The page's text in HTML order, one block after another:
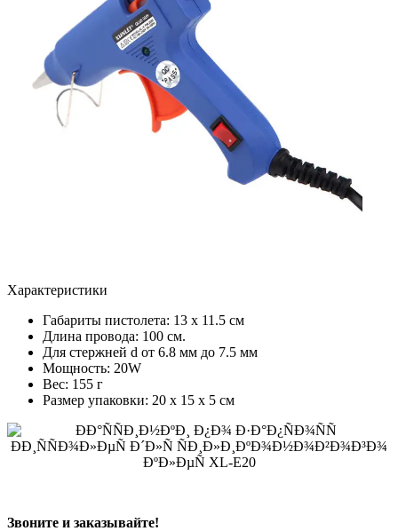
Характеристики
Габариты пистолета: 13 х 11.5 см
Длина провода: 100 см.
Для стержней d от 6.8 мм до 7.5 мм
Мощность: 20W
Вес: 155 г
Размер упаковки: 20 x 15 x 5 см
Звоните и заказывайте!